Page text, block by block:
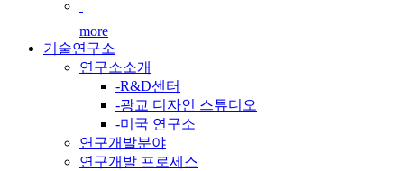
more
기술연구소
연구소소개
-R&D센터
-광교 디자인 스튜디오
-미국 연구소
연구개발분야
연구개발 프로세스